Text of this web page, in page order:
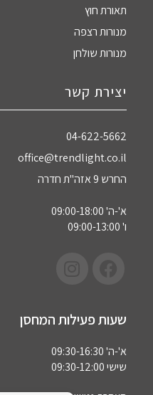
תאורת חוץ
מנורות רצפה
מנורות שולחן
יצירת קשר
04-622-5662‏
office@trendlight.co.il
החרש 9 אזה"ת חדרה
א'-ה' 09:00-18:00
ו' 09:00-13:00
שעות פעילות המחסן
א'-ה' 09:30-16:30
שישי 09:30-12:00